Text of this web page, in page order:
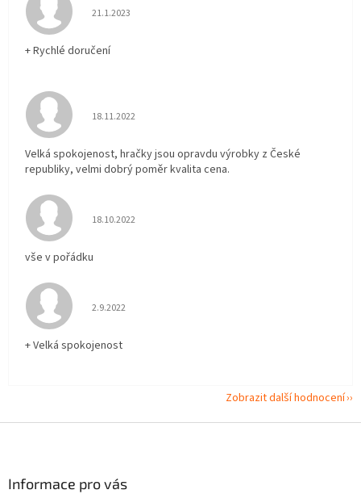
Hodnocení obchodu je 5 z 5 hvězdiček.
21.1.2023
+ Rychlé doručení
Hodnocení obchodu je 5 z 5 hvězdiček.
18.11.2022
Velká spokojenost, hračky jsou opravdu výrobky z České
republiky, velmi dobrý poměr kvalita cena.
Hodnocení obchodu je 5 z 5 hvězdiček.
18.10.2022
vše v pořádku
Hodnocení obchodu je 5 z 5 hvězdiček.
2.9.2022
+ Velká spokojenost
Zobrazit další hodnocení
Informace pro vás